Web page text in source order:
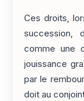
Ces droits,
succession,
comme une
jouissance
par le
doit au